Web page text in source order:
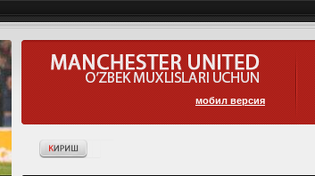
мобил версия